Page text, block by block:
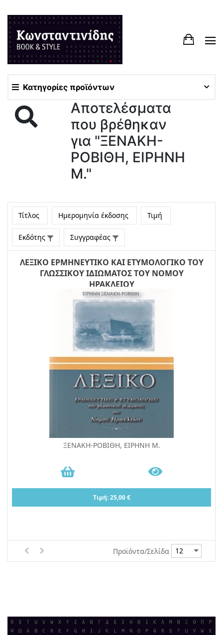
Κατηγορίες προϊόντων
Αποτελέσματα
που βρέθηκαν
για "ΞΕΝΑΚΗ-
ΡΟΒΙΘΗ, ΕΙΡΗΝΗ
Μ."
Τίτλος Ημερομηνία έκδοσης Τιμή
Εκδότης Συγγραφέας
ΛΕΞΙΚΟ ΕΡΜΗΝΕΥΤΙΚΟ ΚΑΙ ΕΤΥΜΟΛΟΓΙΚΟ ΤΟΥ
ΓΛΩΣΣΙΚΟΥ ΙΔΙΩΜΑΤΟΣ ΤΟΥ ΝΟΜΟΥ
ΗΡΑΚΛΕΙΟΥ
ΞΕΝΑΚΗ-ΡΟΒΙΘΗ, ΕΙΡΗΝΗ Μ.
Τιμή: 25,00 €
Προϊόντα/Σελίδα